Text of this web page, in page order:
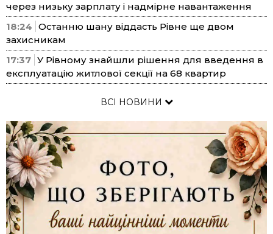
через низьку зарплату і надмірне навантаження
18:24 Останню шану віддасть Рівне ще двом
захисникам
17:37 У Рівному знайшли рішення для введення в
експлуатацію житлової секції на 68 квартир
ВСІ НОВИНИ